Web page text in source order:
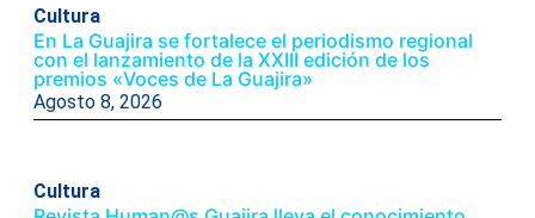
Cultura
En La Guajira se fortalece el periodismo regional
con el lanzamiento de la XXIII edición de los
premios «Voces de La Guajira»
Agosto 8, 2026
Cultura